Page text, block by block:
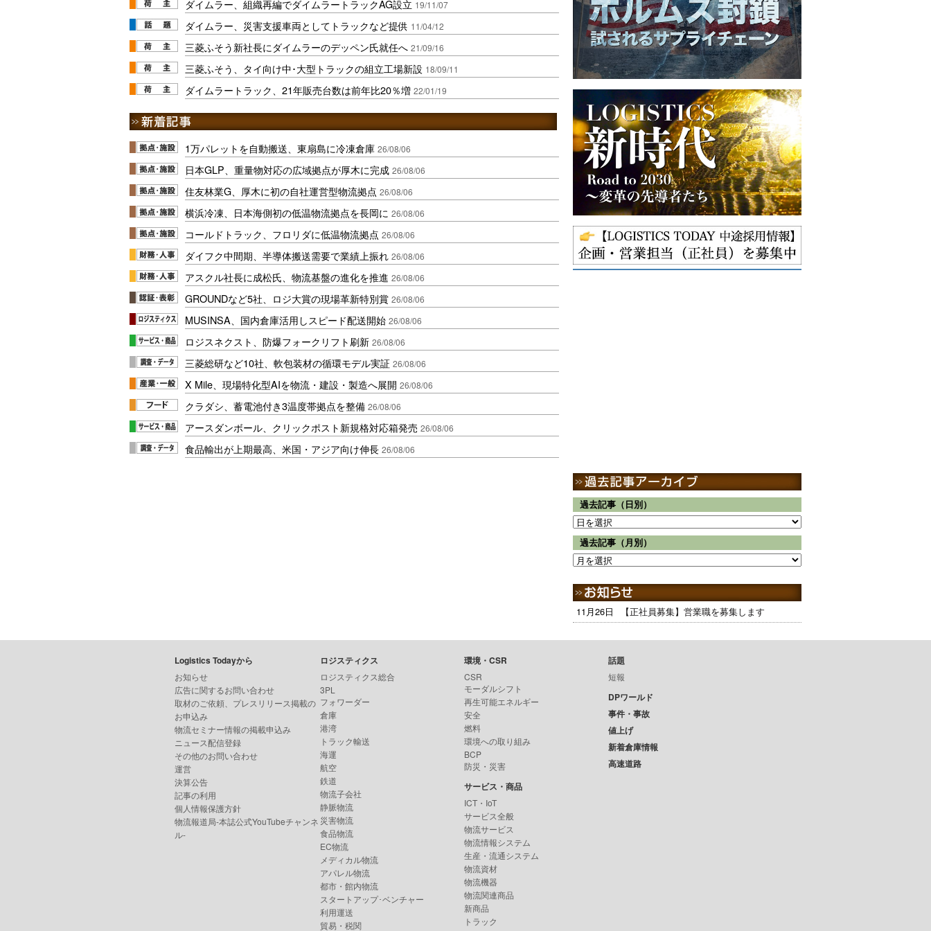
ダイムラー、組織再編でダイムラートラックAG設立 19/11/07
ダイムラー、災害支援車両としてトラックなど提供 11/04/12
三菱ふそう新社長にダイムラーのデッペン氏就任へ 21/09/16
三菱ふそう、タイ向け中･大型トラックの組立工場新設 18/09/11
ダイムラートラック、21年販売台数は前年比20％増 22/01/19
1万パレットを自動搬送、東扇島に冷凍倉庫 26/08/06
日本GLP、重量物対応の広域拠点が厚木に完成 26/08/06
住友林業G、厚木に初の自社運営型物流拠点 26/08/06
横浜冷凍、日本海側初の低温物流拠点を長岡に 26/08/06
コールドトラック、フロリダに低温物流拠点 26/08/06
ダイフク中間期、半導体搬送需要で業績上振れ 26/08/06
アスクル社長に成松氏、物流基盤の進化を推進 26/08/06
GROUNDなど5社、ロジ大賞の現場革新特別賞 26/08/06
MUSINSA、国内倉庫活用しスピード配送開始 26/08/06
ロジスネクスト、防爆フォークリフト刷新 26/08/06
三菱総研など10社、軟包装材の循環モデル実証 26/08/06
X Mile、現場特化型AIを物流・建設・製造へ展開 26/08/06
クラダシ、蓄電池付き3温度帯拠点を整備 26/08/06
アースダンボール、クリックポスト新規格対応箱発売 26/08/06
食品輸出が上期最高、米国・アジア向け伸長 26/08/06
過去記事（日別）
過去記事（月別）
11月26日 【正社員募集】営業職を募集します
Logistics Todayから
お知らせ
広告に関するお問い合わせ
取材のご依頼、プレスリリース掲載の
お申込み
物流セミナー情報の掲載申込み
ニュース配信登録
その他のお問い合わせ
運営
決算公告
記事の利用
個人情報保護方針
物流報道局-本誌公式YouTubeチャンネ
ル-
ロジスティクス
ロジスティクス総合
3PL
フォワーダー
倉庫
港湾
トラック輸送
海運
航空
鉄道
物流子会社
静脈物流
災害物流
食品物流
EC物流
メディカル物流
アパレル物流
都市・館内物流
スタートアップ･ベンチャー
利用運送
貿易・税関
環境・CSR
CSR
モーダルシフト
再生可能エネルギー
安全
燃料
環境への取り組み
BCP
防災・災害
サービス・商品
ICT・IoT
サービス全般
物流サービス
物流情報システム
生産・流通システム
物流資材
物流機器
物流関連商品
新商品
トラック
話題
短報
DPワールド
事件・事故
値上げ
新着倉庫情報
高速道路